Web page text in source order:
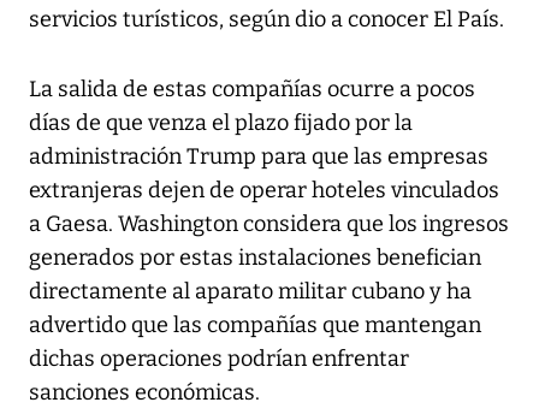
servicios turísticos, según dio a conocer El País.
La salida de estas compañías ocurre a pocos
días de que venza el plazo fijado por la
administración Trump para que las empresas
extranjeras dejen de operar hoteles vinculados
a Gaesa. Washington considera que los ingresos
generados por estas instalaciones benefician
directamente al aparato militar cubano y ha
advertido que las compañías que mantengan
dichas operaciones podrían enfrentar
sanciones económicas.